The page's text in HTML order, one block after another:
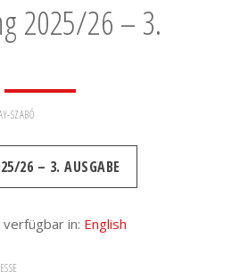
2025/26 – 3.
SZABÓ
26 – 3. AUSGABE
in: English